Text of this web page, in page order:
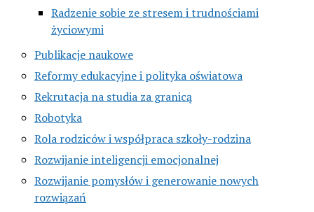
Radzenie sobie ze stresem i trudnościami
życiowymi
Publikacje naukowe
Reformy edukacyjne i polityka oświatowa
Rekrutacja na studia za granicą
Robotyka
Rola rodziców i współpraca szkoły-rodzina
Rozwijanie inteligencji emocjonalnej
Rozwijanie pomysłów i generowanie nowych
rozwiązań